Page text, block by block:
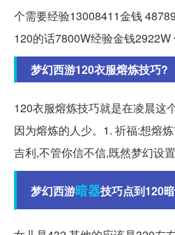
个需要经验13008411金钱
120的话7800W经验金钱2922W
梦幻西游120衣服熔炼技巧?
120衣服熔炼技巧就是在凌晨这
因为熔炼的人少。1. 祈福:想熔
吉利,不管你信不信,既然梦幻设
梦幻西游暗器技巧点到120